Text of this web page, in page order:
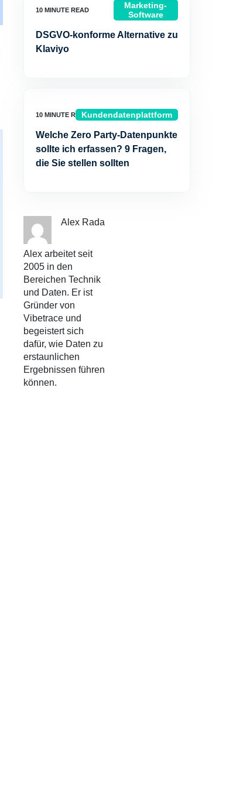
Marketing-
Software
DSGVO-konforme Alternative zu
Klaviyo
Kundendatenplattform
Welche Zero Party-Datenpunkte
sollte ich erfassen? 9 Fragen,
die Sie stellen sollten
Alex Rada
Alex arbeitet seit
2005 in den
Bereichen Technik
und Daten. Er ist
Gründer von
Vibetrace und
begeistert sich
dafür, wie Daten zu
erstaunlichen
Ergebnissen führen
können.